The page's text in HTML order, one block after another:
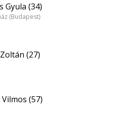
Gyula (34)
(Budapest)
(27)
(57)